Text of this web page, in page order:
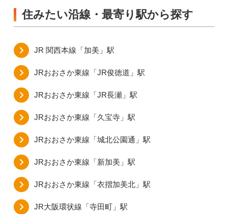
住みたい沿線・最寄り駅から探す
JR 関西本線「加美」駅
JRおおさか東線「JR俊徳道」駅
JRおおさか東線「JR長瀬」駅
JRおおさか東線「久宝寺」駅
JRおおさか東線「城北公園通」駅
JRおおさか東線「新加美」駅
JRおおさか東線「衣摺加美北」駅
JR大阪環状線「寺田町」駅